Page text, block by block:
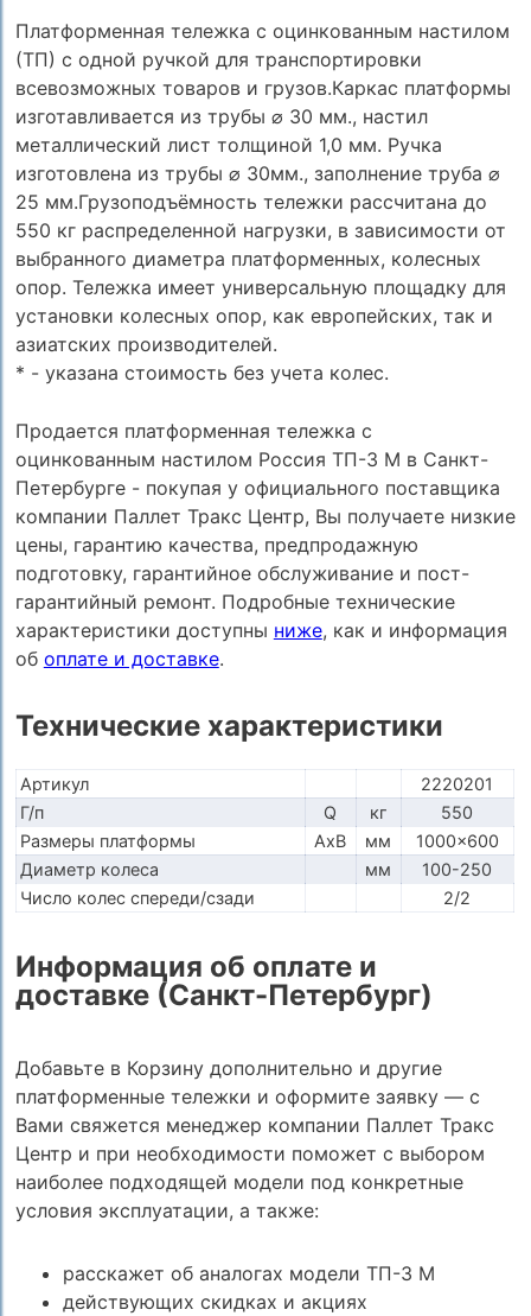
Платформенная тележка с оцинкованным настилом
(ТП) с одной ручкой для транспортировки
всевозможных товаров и грузов.Каркас платформы
изготавливается из трубы ⌀ 30 мм., настил
металлический лист толщиной 1,0 мм. Ручка
изготовлена из трубы ⌀ 30мм., заполнение труба ⌀
25 мм.Грузоподъёмность тележки рассчитана до
550 кг распределенной нагрузки, в зависимости от
выбранного диаметра платформенных, колесных
опор. Тележка имеет универсальную площадку для
установки колесных опор, как европейских, так и
азиатских производителей.
* - указана стоимость без учета колес.
Продается платформенная тележка с
оцинкованным настилом Россия ТП-3 M в Санкт-
Петербурге - покупая у официального поставщика
компании Паллет Тракс Центр, Вы получаете низкие
цены, гарантию качества, предпродажную
подготовку, гарантийное обслуживание и пост-
гарантийный ремонт. Подробные технические
характеристики доступны ниже, как и информация
об оплате и доставке.
Технические характеристики
Артикул
2220201
Г/п
Q кг
550
Размеры платформы
AxB мм
1000x600
Диаметр колеса
мм
100-250
Число колес спереди/сзади
2/2
Информация об оплате и
доставке (Санкт-Петербург)
Добавьте в Корзину дополнительно и другие
платформенные тележки и оформите заявку — с
Вами свяжется менеджер компании Паллет Тракс
Центр и при необходимости поможет с выбором
наиболее подходящей модели под конкретные
условия эксплуатации, а также:
расскажет об аналогах модели ТП-3 M
действующих скидках и акциях